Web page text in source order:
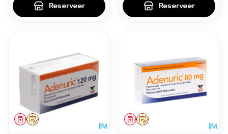
Reserveer Reserveer
Op voorschrift
Geneesmiddel Op voorschrift
Geneesmiddel